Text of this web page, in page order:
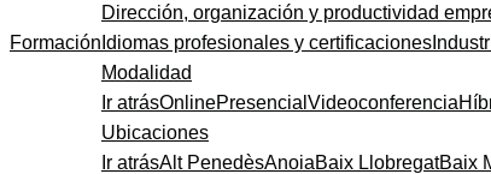
Formación
Dirección, organización y productividad
Idiomas profesionales y certificaciones
Modalidad
Ir atrásOnlinePresencial Videoconferencia
Ubicaciones
Ir atrásAlt PenedèsAnoiaBaix LlobregatBaix